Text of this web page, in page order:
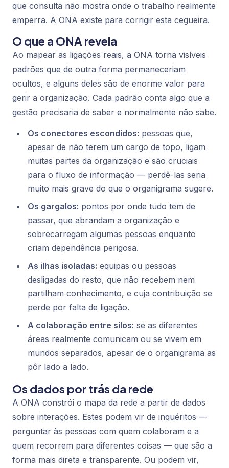
que consulta não mostra onde o trabalho realmente
emperra. A ONA existe para corrigir esta cegueira.
O que a ONA revela
Ao mapear as ligações reais, a ONA torna visíveis
padrões que de outra forma permaneceriam
ocultos, e alguns deles são de enorme valor para
gerir a organização. Cada padrão conta algo que a
gestão precisaria de saber e normalmente não sabe.
Os conectores escondidos: pessoas que,
apesar de não terem um cargo de topo, ligam
muitas partes da organização e são cruciais
para o fluxo de informação — perdê-las seria
muito mais grave do que o organigrama sugere.
Os gargalos: pontos por onde tudo tem de
passar, que abrandam a organização e
sobrecarregam algumas pessoas enquanto
criam dependência perigosa.
As ilhas isoladas: equipas ou pessoas
desligadas do resto, que não recebem nem
partilham conhecimento, e cuja contribuição se
perde por falta de ligação.
A colaboração entre silos: se as diferentes
áreas realmente comunicam ou se vivem em
mundos separados, apesar de o organigrama as
pôr lado a lado.
Os dados por trás da rede
A ONA constrói o mapa da rede a partir de dados
sobre interações. Estes podem vir de inquéritos —
perguntar às pessoas com quem colaboram e a
quem recorrem para diferentes coisas — que são a
forma mais direta e transparente. Ou podem vir,